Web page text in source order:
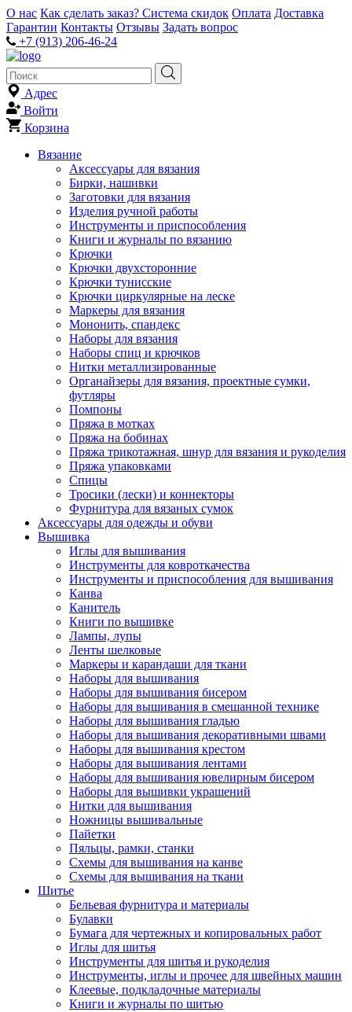
О нас Как сделать заказ? Система скидок Оплата Доставка
Гарантии Контакты Отзывы Задать вопрос
+7 (913) 206-46-24
Адрес
Войти
Корзина
Вязание
Аксессуары для вязания
Бирки, нашивки
Заготовки для вязания
Изделия ручной работы
Инструменты и приспособления
Книги и журналы по вязанию
Крючки
Крючки двухсторонние
Крючки тунисские
Крючки циркулярные на леске
Маркеры для вязания
Мононить, спандекс
Наборы для вязания
Наборы спиц и крючков
Нитки металлизированные
Органайзеры для вязания, проектные сумки,
футляры
Помпоны
Пряжа в мотках
Пряжа на бобинах
Пряжа трикотажная, шнур для вязания и рукоделия
Пряжа упаковками
Спицы
Тросики (лески) и коннекторы
Фурнитура для вязаных сумок
Аксессуары для одежды и обуви
Вышивка
Иглы для вышивания
Инструменты для ковроткачества
Инструменты и приспособления для вышивания
Канва
Канитель
Книги по вышивке
Лампы, лупы
Ленты шелковые
Маркеры и карандаши для ткани
Наборы для вышивания
Наборы для вышивания бисером
Наборы для вышивания в смешанной технике
Наборы для вышивания гладью
Наборы для вышивания декоративными швами
Наборы для вышивания крестом
Наборы для вышивания лентами
Наборы для вышивания ювелирным бисером
Наборы для вышивки украшений
Нитки для вышивания
Ножницы вышивальные
Пайетки
Пяльцы, рамки, станки
Схемы для вышивания на канве
Схемы для вышивания на ткани
Шитье
Бельевая фурнитура и материалы
Булавки
Бумага для чертежных и копировальных работ
Иглы для шитья
Инструменты для шитья и рукоделия
Инструменты, иглы и прочее для швейных машин
Клеевые, подкладочные материалы
Книги и журналы по шитью